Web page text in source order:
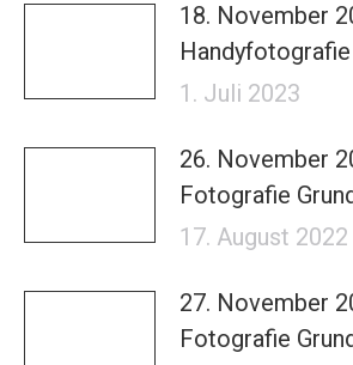
18. November
Handyfotografie
1. Juli 2023
26. November
Fotografie
17. August 2022
27. November
Fotografie